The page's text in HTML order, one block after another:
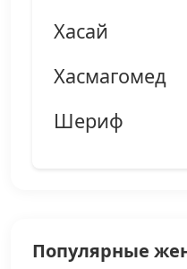
Хасай
Хасмагомед
Шериф
Популярные